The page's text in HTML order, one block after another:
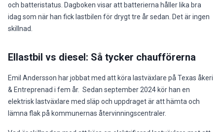
och batteristatus. Dagboken visar att batterierna håller lika bra
idag som när han fick lastbilen för drygt tre år sedan. Det är ingen
skillnad.
Ellastbil vs diesel: Så tycker chaufförerna
Emil Andersson har jobbat med att köra lastväxlare på Texas åkeri
& Entreprenad i fem år. Sedan september 2024 kör han en
elektrisk lastväxlare med släp och uppdraget är att hämta och
lämna flak på kommunernas återvinningscentraler.